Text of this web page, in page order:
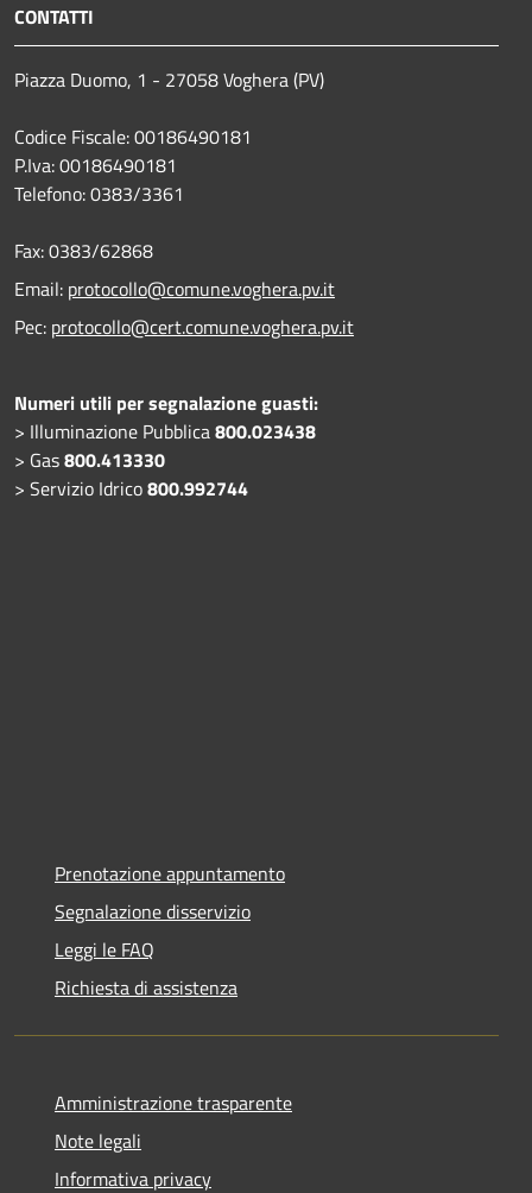
CONTATTI
Piazza Duomo, 1 - 27058 Voghera (PV)
Codice Fiscale: 00186490181
P.Iva: 00186490181
Telefono:0383/3361
Fax:0383/62868
Email: protocollo@comune.voghera.pv.it
Pec: protocollo@cert.comune.voghera.pv.it
Numeri utili per segnalazione guasti:
> Illuminazione Pubblica800.023438
> Gas800.413330
> Servizio Idrico800.992744
Prenotazione appuntamento
Segnalazione disservizio
Leggi le FAQ
Richiesta di assistenza
Amministrazione trasparente
Note legali
Informativa privacy